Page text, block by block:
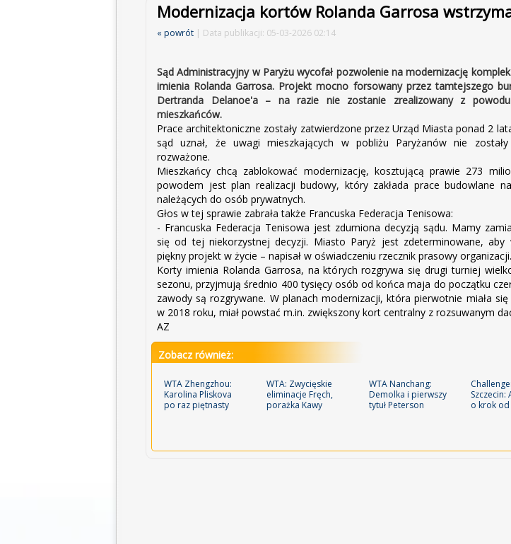
Modernizacja kortów Rolanda Garrosa
« powrót | Data publikacji: 05-03-2026 02:14
Sąd Administracyjny w Paryżu wycofał pozwolenie na modernizację
imienia Rolanda Garrosa. Projekt mocno forsowany przez tamtejszego
Dertranda Delanoe'a – na razie nie zostanie zrealizowany z
mieszkańców.
Prace architektoniczne zostały zatwierdzone przez Urząd Miasta ponad 2
sąd uznał, że uwagi mieszkających w pobliżu Paryżanów nie zostały
rozważone.
Mieszkańcy chcą zablokować modernizację, kosztującą prawie 273
powodem jest plan realizacji budowy, który zakłada prace budowlane
należących do osób prywatnych.
Głos w tej sprawie zabrała także Francuska Federacja Tenisowa:
- Francuska Federacja Tenisowa jest zdumiona decyzją sądu. Mamy
się od tej niekorzystnej decyzji. Miasto Paryż jest zdeterminowane, aby
piękny projekt w życie – napisał w oświadczeniu rzecznik prasowy organizacji.
Korty imienia Rolanda Garrosa, na których rozgrywa się drugi turniej
sezonu, przyjmują średnio 400 tysięcy osób od końca maja do początku
zawody są rozgrywane. W planach modernizacji, która pierwotnie miała
w 2018 roku, miał powstać m.in. zwiększony kort centralny z rozsuwanym
AZ
Zobacz również:
WTA Zhengzhou:
Karolina Pliskova
po raz piętnasty
WTA: Zwycięskie
eliminacje Fręch,
porażka Kawy
WTA Nanchang:
Demolka i pierwszy
tytuł Peterson
Szczecin:
o krok